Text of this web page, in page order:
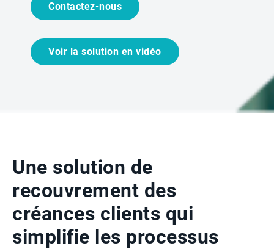
Contactez-nous
Voir la solution en vidéo
Une solution de
recouvrement des
créances clients qui
simplifie les processus